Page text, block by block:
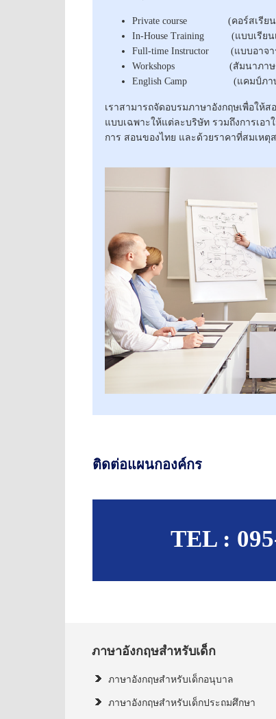
Private course (คอร์สเรียนภ
In-House Training (แบบเรียน
Full-time Instructor (แบบอาจา
Workshops (สัมนาภาษาอังก
English Camp (แคมป์ภาษา
เราสามารถจัดอบรมภาษาอังกฤษเพื่อใ
แบบเฉพาะให้แต่ละบริษัท รวมถึงการเอ
การ สอนของไทย และด้วยราคาที่สมเหตุ
ติดต่อแผนกองค์กร
TEL :
ภาษาอังกฤษสำหรับเด็ก
ภาษาอังกฤษสำหรับเด็กอนุบาล
ภาษาอังกฤษสำหรับเด็กประถมศึกษา